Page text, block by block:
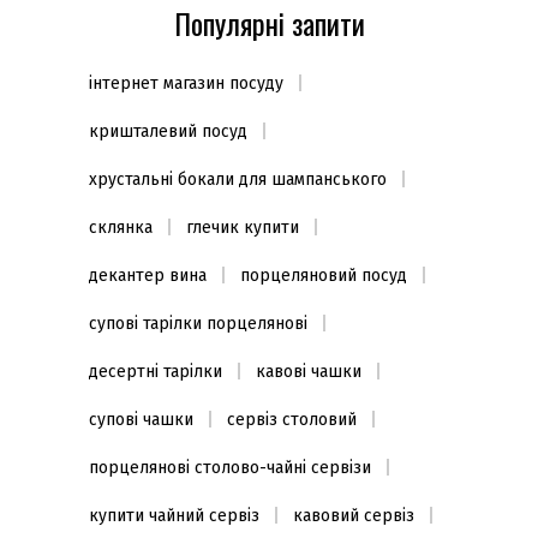
Популярні запити
інтернет магазин посуду
кришталевий посуд
хрустальні бокали для шампанського
склянка глечик купити
декантер вина порцеляновий посуд
супові тарілки порцелянові
десертні тарілки кавові чашки
супові чашки сервіз столовий
порцелянові столово-чайні сервізи
купити чайний сервіз кавовий сервіз